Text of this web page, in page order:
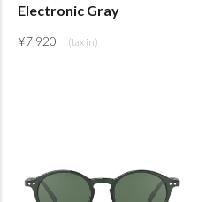
Electronic Gray
¥7,920